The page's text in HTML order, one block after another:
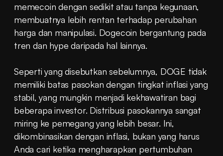
memecoin dengan sedikit atau tanpa kegunaan,
membuatnya lebih rentan terhadap perubahan
harga dan manipulasi. Dogecoin bergantung pada
tren dan hype daripada hal lainnya.
Seperti yang disebutkan sebelumnya, DOGE tidak
memiliki batas pasokan dengan tingkat inflasi yang
stabil, yang mungkin menjadi kekhawatiran bagi
beberapa investor. Distribusi pasokannya sangat
miring ke pemegang yang lebih besar. Ini,
dikombinasikan dengan inflasi, bukan yang harus
Anda cari ketika mengharapkan pertumbuhan